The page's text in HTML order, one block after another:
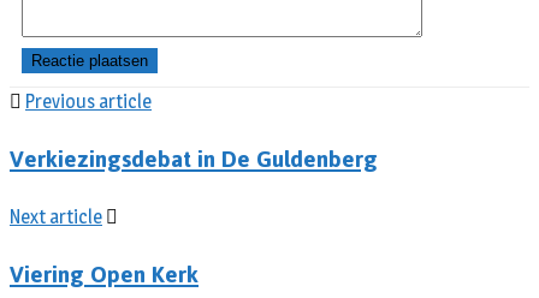
Previous article
Verkiezingsdebat in De Guldenberg
Next article
Viering Open Kerk